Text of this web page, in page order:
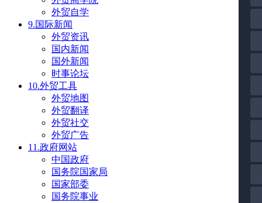
外贸自学
9.国际新闻
外贸资讯
国内新闻
国外新闻
时事论坛
10.外贸工具
外贸地图
外贸翻译
外贸社交
外贸广告
11.政府网站
中国政府
国务院国家局
国家部委
国务院事业